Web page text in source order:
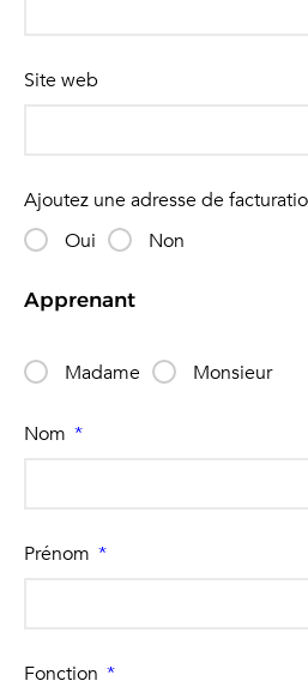
Site web
Ajoutez une adresse de
Oui
Non
Apprenant
Madame Monsieur
Nom
Prénom
Fonction